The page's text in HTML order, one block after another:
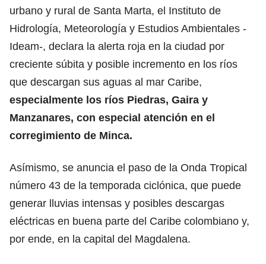
urbano y rural de Santa Marta, el Instituto de
Hidrología, Meteorología y Estudios Ambientales -
Ideam-, declara la alerta roja en la ciudad por
creciente súbita y posible incremento en los ríos
que descargan sus aguas al mar Caribe,
especialmente los ríos Piedras, Gaira y
Manzanares, con especial atención en el
corregimiento de Minca.
Asímismo, se anuncia el paso de la Onda Tropical
número 43 de la temporada ciclónica, que puede
generar lluvias intensas y posibles descargas
eléctricas en buena parte del Caribe colombiano y,
por ende, en la capital del Magdalena.